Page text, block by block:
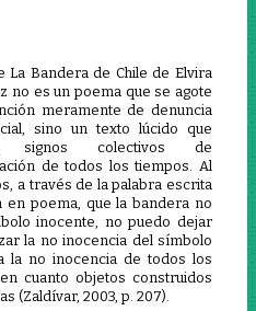
La Bandera de Chile de Elvira
no es un poema que se agote
meramente de denuncia
sino un texto lúcido que
signos colectivos de
de todos los tiempos. Al
a través de la palabra escrita
en poema, que la bandera no
inocente, no puedo dejar
la no inocencia del símbolo
la no inocencia de todos los
cuanto objetos construidos
(Zaldívar, 2003, p. 207).